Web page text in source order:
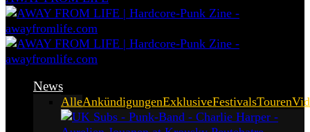
News
AlleAnkündigungenExklusiveFestivalsTouren